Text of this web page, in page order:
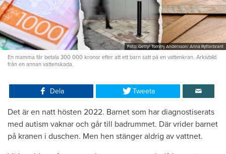
Foto: Getty/ Tommy Andersson/ Anna Rytterbrant
En mamma får betala 300 000 kronor efter att ett barn satt på en vattenkran. Arkivbild
från en annan vattenskada.
Dela Tweeta
Det är en natt hösten 2022. Barnet som har diagnostiserats
med autism vaknar och går till badrummet. Där vrider barnet
på kranen i duschen. Men hen stänger aldrig av vattnet.